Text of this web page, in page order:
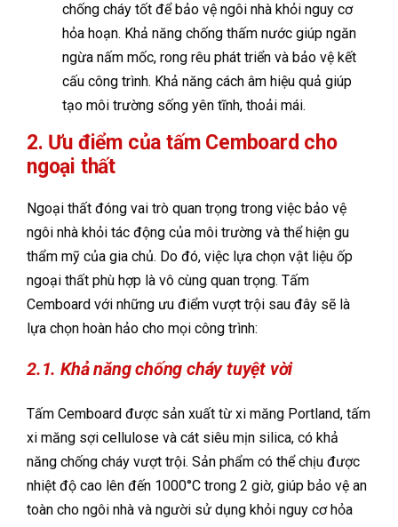
chống cháy tốt để bảo vệ ngôi nhà khỏi nguy cơ
hỏa hoạn. Khả năng chống thấm nước giúp ngăn
ngừa nấm mốc, rong rêu phát triển và bảo vệ kết
cấu công trình. Khả năng cách âm hiệu quả giúp
tạo môi trường sống yên tĩnh, thoải mái.
2. Ưu điểm của tấm Cemboard cho
ngoại thất
Ngoại thất đóng vai trò quan trọng trong việc bảo vệ
ngôi nhà khỏi tác động của môi trường và thể hiện gu
thẩm mỹ của gia chủ. Do đó, việc lựa chọn vật liệu ốp
ngoại thất phù hợp là vô cùng quan trọng. Tấm
Cemboard với những ưu điểm vượt trội sau đây sẽ là
lựa chọn hoàn hảo cho mọi công trình:
2.1. Khả năng chống cháy tuyệt vời
Tấm Cemboard được sản xuất từ xi măng Portland, tấm
xi măng sợi cellulose và cát siêu mịn silica, có khả
năng chống cháy vượt trội. Sản phẩm có thể chịu được
nhiệt độ cao lên đến 1000°C trong 2 giờ, giúp bảo vệ an
toàn cho ngôi nhà và người sử dụng khỏi nguy cơ hỏa